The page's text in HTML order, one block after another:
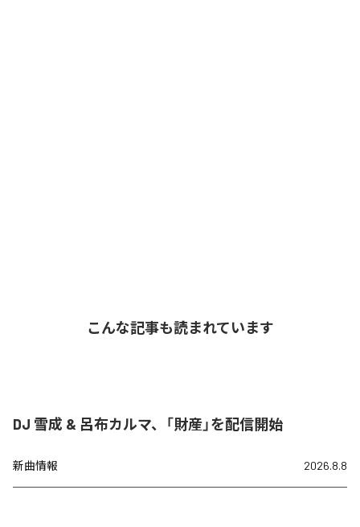
こんな記事も読まれています
DJ 雪成 & 呂布カルマ、「財産」を配信開始
新曲情報 2026.8.8